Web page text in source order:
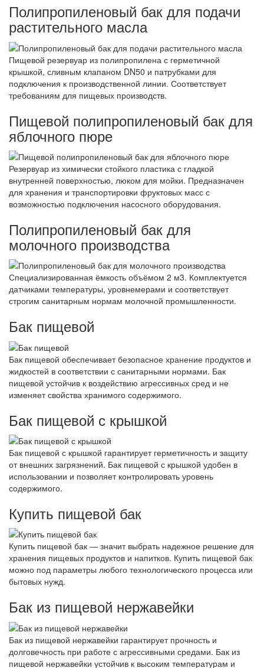
Полипропиленовый бак для подачи
растительного масла
Пищевой резервуар из полипропилена с герметичной
крышкой, сливным клапаном DN50 и патрубками для
подключения к производственной линии. Соответствует
требованиям для пищевых производств.
Пищевой полипропиленовый бак для
яблочного пюре
Резервуар из химически стойкого пластика с гладкой
внутренней поверхностью, люком для мойки. Предназначен
для хранения и транспортировки фруктовых масс с
возможностью подключения насосного оборудования.
Полипропиленовый бак для
молочного производства
Специализированная ёмкость объёмом 2 м3. Комплектуется
датчиками температуры, уровнемерами и соответствует
строгим санитарным нормам молочной промышленности.
Бак пищевой
Бак пищевой обеспечивает безопасное хранение продуктов и
жидкостей в соответствии с санитарными нормами. Бак
пищевой устойчив к воздействию агрессивных сред и не
изменяет свойства хранимого содержимого.
Бак пищевой с крышкой
Бак пищевой с крышкой гарантирует герметичность и защиту
от внешних загрязнений. Бак пищевой с крышкой удобен в
использовании и позволяет контролировать уровень
содержимого.
Купить пищевой бак
Купить пищевой бак — значит выбрать надежное решение для
хранения пищевых продуктов и напитков. Купить пищевой бак
можно под параметры любого технологического процесса или
бытовых нужд.
Бак из пищевой нержавейки
Бак из пищевой нержавейки гарантирует прочность и
долговечность при работе с агрессивными средами. Бак из
пищевой нержавейки устойчив к высоким температурам и